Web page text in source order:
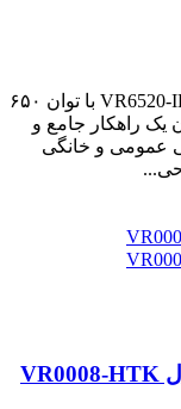
کیت دریل برقی ویوارکس (Vivarex) مدل VR6520-IDK با توان ۶۵۰
عنوان یک راهکار جامع و
عمومی و خانگی